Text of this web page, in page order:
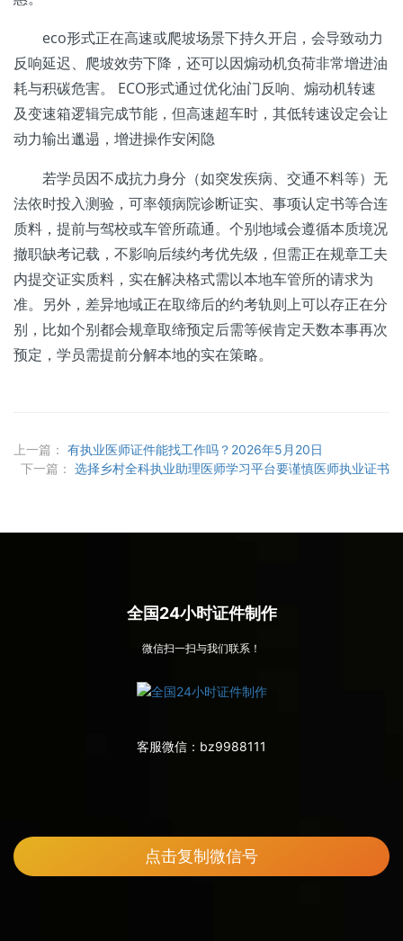
eco形式正在高速或爬坡场景下持久开启，会导致动力
反响延迟、爬坡效劳下降，还可以因煽动机负荷非常增进油
耗与积碳危害。 ECO形式通过优化油门反响、煽动机转速
及变速箱逻辑完成节能，但高速超车时，其低转速设定会让
动力输出邋遢，增进操作安闲隐
若学员因不成抗力身分（如突发疾病、交通不料等）无
法依时投入测验，可率领病院诊断证实、事项认定书等合连
质料，提前与驾校或车管所疏通。个别地域会遵循本质境况
撤职缺考记载，不影响后续约考优先级，但需正在规章工夫
内提交证实质料，实在解决格式需以本地车管所的请求为
准。另外，差异地域正在取缔后的约考轨则上可以存正在分
别，比如个别都会规章取缔预定后需等候肯定天数本事再次
预定，学员需提前分解本地的实在策略。
上一篇： 有执业医师证件能找工作吗？2026年5月20日
下一篇： 选择乡村全科执业助理医师学习平台要谨慎医师执业证书
全国24小时证件制作
微信扫一扫与我们联系！
客服微信： bz9988111
点击复制微信号